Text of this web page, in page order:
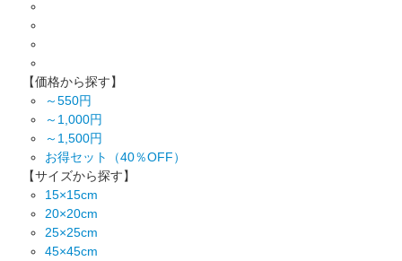
【価格から探す】
～550円
～1,000円
～1,500円
お得セット（40％OFF）
【サイズから探す】
15×15cm
20×20cm
25×25cm
45×45cm